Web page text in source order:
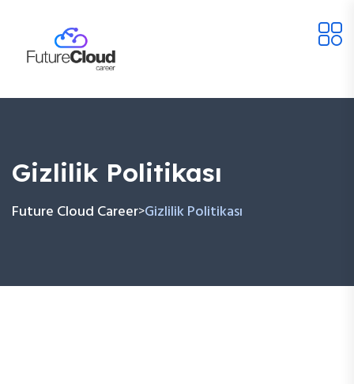
Gizlilik Politikası
Future Cloud Career>Gizlilik Politikası